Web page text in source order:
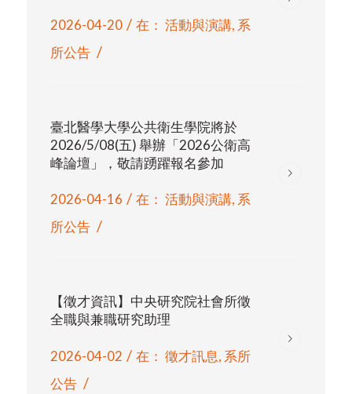
2026-04-20 / 在： 活動與演講, 系
所公告 /
臺北醫學大學公共衛生學院將於
2026/5/08(五) 舉辦「2026公衛高
峰論壇」，敬請踴躍報名參加
2026-04-16 / 在： 活動與演講, 系
所公告 /
【徵才資訊】中央研究院社會所徵
全職與兼職研究助理
2026-04-02 / 在： 徵才訊息, 系所
公告 /